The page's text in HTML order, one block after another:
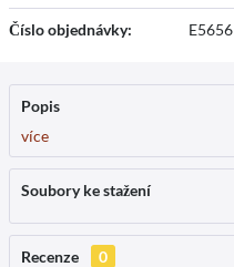
Číslo objednávky: E5656
Popis
více
Soubory ke stažení
Recenze
0